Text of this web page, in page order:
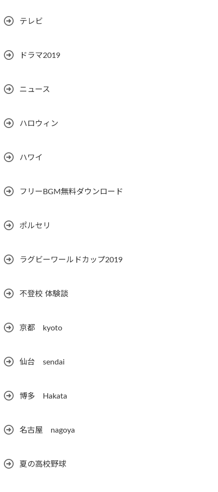
テレビ
ドラマ2019
ニュース
ハロウィン
ハワイ
フリーBGM無料ダウンロード
ポルセリ
ラグビーワールドカップ2019
不登校 体験談
京都 kyoto
仙台 sendai
博多 Hakata
名古屋 nagoya
夏の高校野球